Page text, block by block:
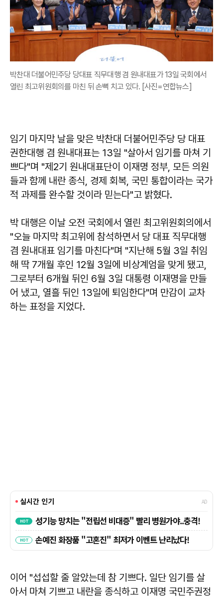
박찬대 더불어민주당 당대표 직무대행 겸 원내대표가 13일 국회에서
열린 최고위원회의를 마친 뒤 손뼉 치고 있다. [사진=연합뉴스]
임기 마지막 날을 맞은 박찬대 더불어민주당 당 대표
권한대행 겸 원내대표는 13일 "살아서 임기를 마쳐 기
쁘다"며 "제2기 원내대표단이 이재명 정부, 모든 의원
들과 함께 내란 종식, 경제 회복, 국민 통합이라는 국가
적 과제를 완수할 것이라 믿는다"고 밝혔다.
박 대행은 이날 오전 국회에서 열린 최고위원회의에서
"오늘 마지막 최고위에 참석하면서 당 대표 직무대행
겸 원내대표 임기를 마친다"며 "지난해 5월 3일 취임
해 딱 7개월 후인 12월 3일에 비상계엄을 맞게 됐고,
그로부터 6개월 뒤인 6월 3일 대통령 이재명을 만들
어 냈고, 열흘 뒤인 13일에 퇴임한다"며 만감이 교차
하는 표정을 지었다.
이어 "섭섭할 줄 알았는데 참 기쁘다. 일단 임기를 살
아서 마쳐 기쁘고 내란을 종식하고 이재명 국민주권정